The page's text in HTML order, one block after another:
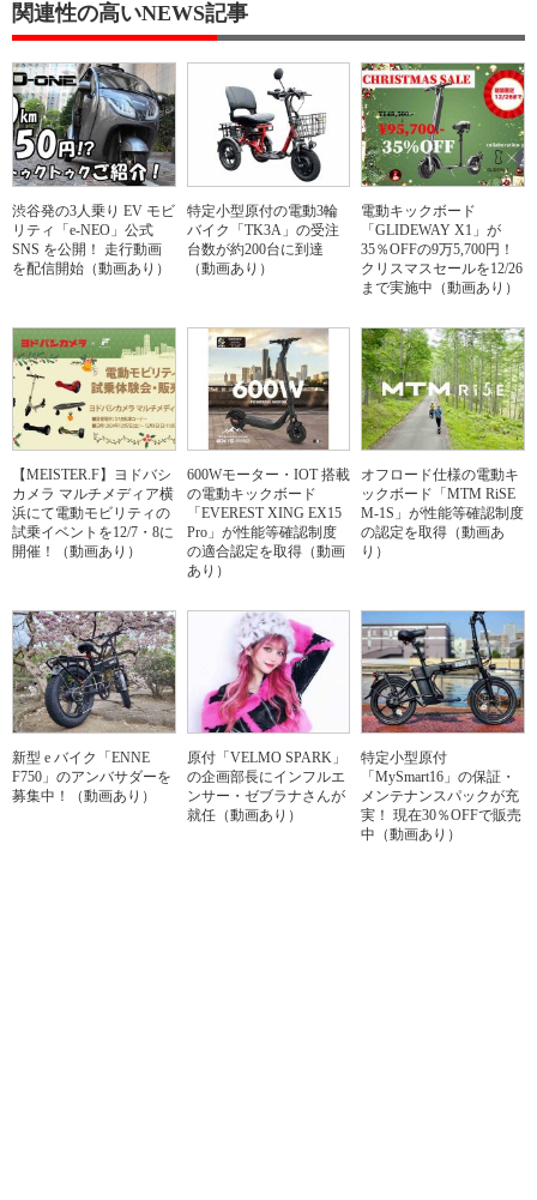
関連性の高いNEWS記事
渋谷発の3人乗り EV モビ
リティ「e-NEO」公式
SNS を公開！ 走行動画
を配信開始（動画あり）
特定小型原付の電動3輪
バイク「TK3A」の受注
台数が約200台に到達
（動画あり）
電動キックボード
「GLIDEWAY X1」が
35％OFFの9万5,700円！
クリスマスセールを12/26
まで実施中（動画あり）
【MEISTER.F】ヨドバシ
カメラ マルチメディア横
浜にて電動モビリティの
試乗イベントを12/7・8に
開催！（動画あり）
600Wモーター・IOT 搭載
の電動キックボード
「EVEREST XING EX15
Pro」が性能等確認制度
の適合認定を取得（動画
あり）
オフロード仕様の電動キ
ックボード「MTM RiSE
M-1S」が性能等確認制度
の認定を取得（動画あ
り）
新型 e バイク「ENNE
F750」のアンバサダーを
募集中！（動画あり）
原付「VELMO SPARK」
の企画部長にインフルエ
ンサー・ゼブラナさんが
就任（動画あり）
特定小型原付
「MySmart16」の保証・
メンテナンスパックが充
実！ 現在30％OFFで販売
中（動画あり）